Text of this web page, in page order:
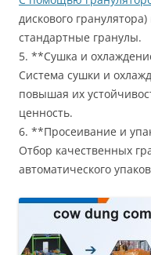
дискового
стандартные гранулы.
5. **Сушка и
Система сушки и
повышая их
ценность.
6. **Просеивание и
Отбор качественных
автоматического